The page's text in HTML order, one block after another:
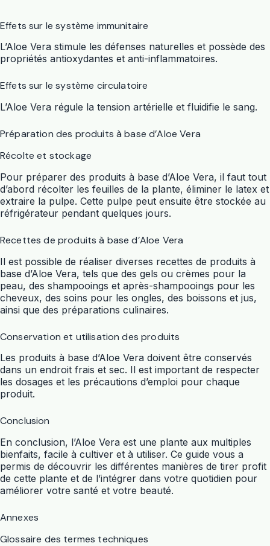
Effets sur le système immunitaire
L’Aloe Vera stimule les défenses naturelles et possède des
propriétés antioxydantes et anti-inflammatoires.
Effets sur le système circulatoire
L’Aloe Vera régule la tension artérielle et fluidifie le sang.
Préparation des produits à base d’Aloe Vera
Récolte et stockage
Pour préparer des produits à base d’Aloe Vera, il faut tout
d’abord récolter les feuilles de la plante, éliminer le latex et
extraire la pulpe. Cette pulpe peut ensuite être stockée au
réfrigérateur pendant quelques jours.
Recettes de produits à base d’Aloe Vera
Il est possible de réaliser diverses recettes de produits à
base d’Aloe Vera, tels que des gels ou crèmes pour la
peau, des shampooings et après-shampooings pour les
cheveux, des soins pour les ongles, des boissons et jus,
ainsi que des préparations culinaires.
Conservation et utilisation des produits
Les produits à base d’Aloe Vera doivent être conservés
dans un endroit frais et sec. Il est important de respecter
les dosages et les précautions d’emploi pour chaque
produit.
Conclusion
En conclusion, l’Aloe Vera est une plante aux multiples
bienfaits, facile à cultiver et à utiliser. Ce guide vous a
permis de découvrir les différentes manières de tirer profit
de cette plante et de l’intégrer dans votre quotidien pour
améliorer votre santé et votre beauté.
Annexes
Glossaire des termes techniques